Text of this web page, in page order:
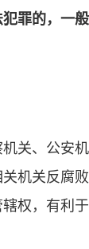
罪的，一
关、公安
机关反腐
权，有利